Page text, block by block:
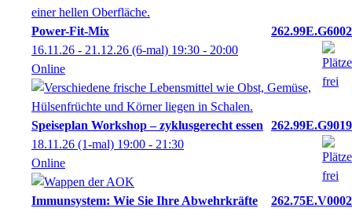
Power-Fit-Mix
262.99E.G6002
16.11.26 - 21.12.26 (6-mal) 19:30 - 20:00
Online
Speiseplan Workshop – zyklusgerecht essen
262.99E.G9019
18.11.26 (1-mal) 19:00 - 21:30
Online
Immunsystem: Wie Sie Ihre Abwehrkräfte
262.75E.V0002